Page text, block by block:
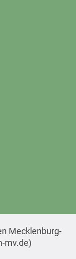
Mecklenburg-
mv.de)